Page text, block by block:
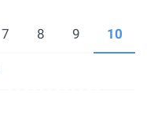
7 8 9 10